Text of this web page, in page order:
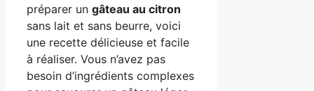
préparer un gâteau au citron
sans lait et sans beurre, voici
une recette délicieuse et facile
à réaliser. Vous n’avez pas
besoin d’ingrédients complexes